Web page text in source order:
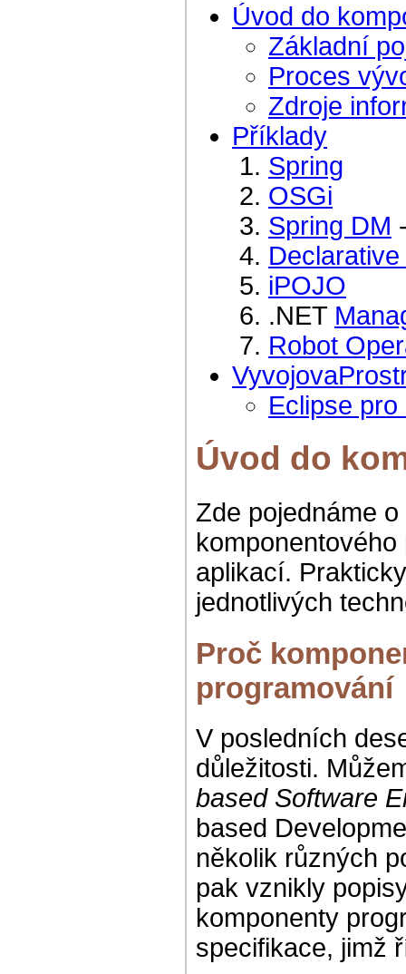
Úvod do
Základní
Proces
Zdroje
Příklady
Spring
OSGi
Spring DM
iPOJO
.NET
Robot
Eclipse
Úvod do
Zde pojednáme
aplikací.
jednotlivých
Proč
programování
V posledních
důležitosti.
based Software
based
několik různých
pak vznikly
komponenty
specifikace, jimž